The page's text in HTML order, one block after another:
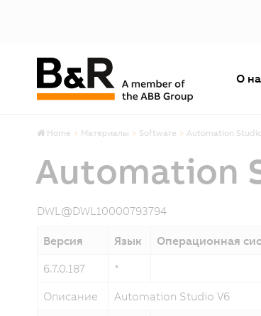
О
Home Материалы Software Automation
Automation
DWL@DWL10000793794
Версия Язык Операционная
6.7.0.187
*
Описание
Automation Studio V6